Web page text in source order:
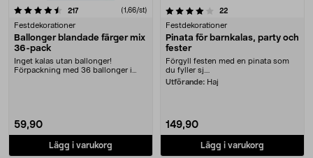
217recensioner (1,66/st)
Festdekorationer
Ballonger blandade färger mix
36-pack
Inget kalas utan ballonger!
Förpackning med 36 ballonger i
59,90
Lägg i varukorg
4.0 av 5 stjärnor 22recensioner
Festdekorationer
Pinata för barnkalas, party och
fester
Förgyll festen med en pinata som
du fyller sj....
Utförande: Haj
149,90
Lägg i varukorg